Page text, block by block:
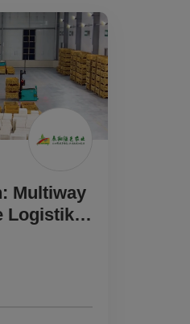
Multiway
Logistik